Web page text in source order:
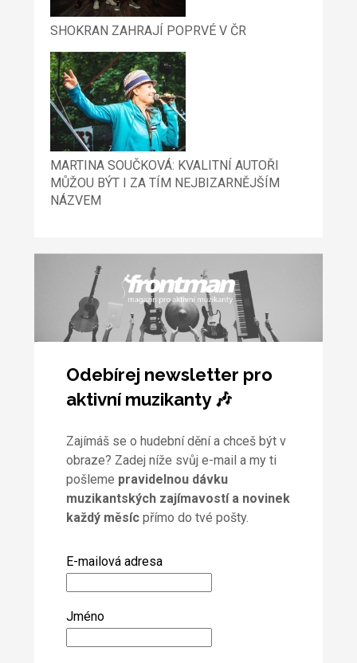
SHOKRAN ZAHRAJÍ POPRVÉ V ČR
MARTINA SOUČKOVÁ: KVALITNÍ AUTOŘI
MŮŽOU BÝT I ZA TÍM NEJBIZARNĚJŠÍM
NÁZVEM
Odebírej newsletter pro
aktivní muzikanty 🎶
Zajímáš se o hudební dění a chceš být v
obraze? Zadej níže svůj e-mail a my ti
pošleme pravidelnou dávku
muzikantských zajímavostí a novinek
každý měsícpřímo do tvé pošty.
E-mailová adresa
Jméno